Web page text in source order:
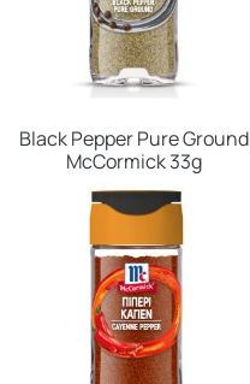
Black Pepper Pure Ground
McCormick 33g